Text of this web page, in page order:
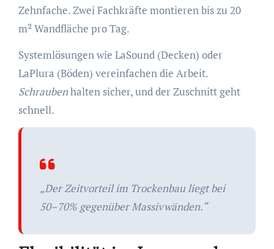
Zehnfache. Zwei Fachkräfte montieren bis zu 20
m² Wandfläche pro Tag.
Systemlösungen wie LaSound (Decken) oder
LaPlura (Böden) vereinfachen die Arbeit.
Schraubenhalten sicher, und der Zuschnitt geht
schnell.
„Der Zeitvorteil im Trockenbau liegt bei
50–70% gegenüber Massivwänden.“